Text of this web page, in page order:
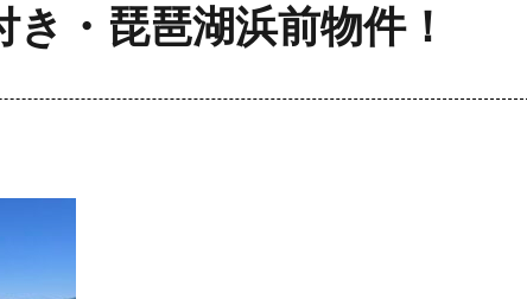
・琵琶湖浜前物件！